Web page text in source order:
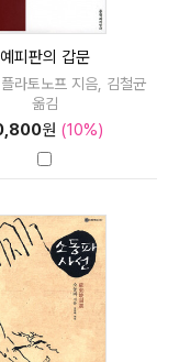
예피판의 갑문
라토노프 지음, 김철균
옮김
원 (10%)